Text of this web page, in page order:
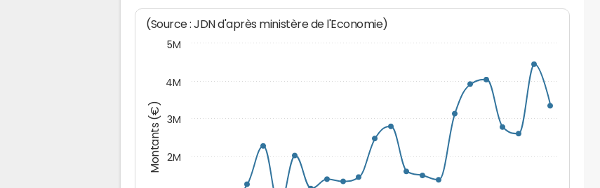
Montants (€)
(Source : JDN d'après ministère de l'Economie)
2M
3M
4M
5M